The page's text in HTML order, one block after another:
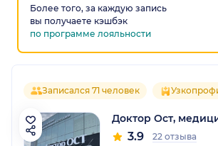
Более того, за каждую запись
вы получаете кэшбэк
по программе лояльности
Записался 71 человек
Доктор Ост,
3.9 22 отзыва